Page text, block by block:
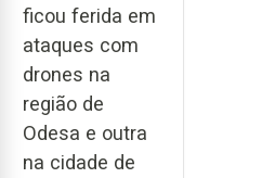
ficou ferida em
ataques com
drones na
região de
Odesa e outra
na cidade de